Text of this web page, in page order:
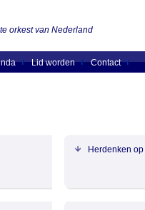
orkest van Nederland
Lid worden Contact
Herdenken